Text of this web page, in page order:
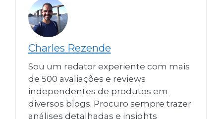
Charles Rezende
Sou um redator experiente com mais
de 500 avaliações e reviews
independentes de produtos em
diversos blogs. Procuro sempre trazer
análises detalhadas e insights